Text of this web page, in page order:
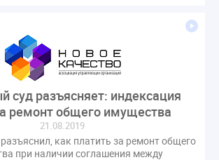
мораторий
отчетность УК
ВЦИОМ
Владимир Путин
РФ ГУО
Геллер
дума
Дезинфекция
Дума
суд разъясняет: индексация
ремонт общего имущества
21.08.2019
как платить за ремонт общего
при наличии соглашения между